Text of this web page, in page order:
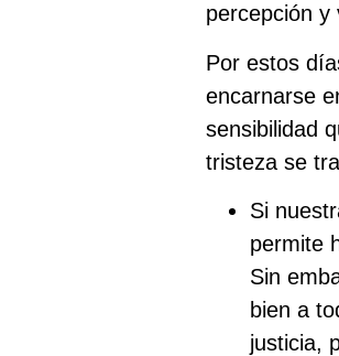
percepción y
Por estos
encarnarse
sensibilidad
tristeza se
Si
permite
Sin
bien a
justicia,